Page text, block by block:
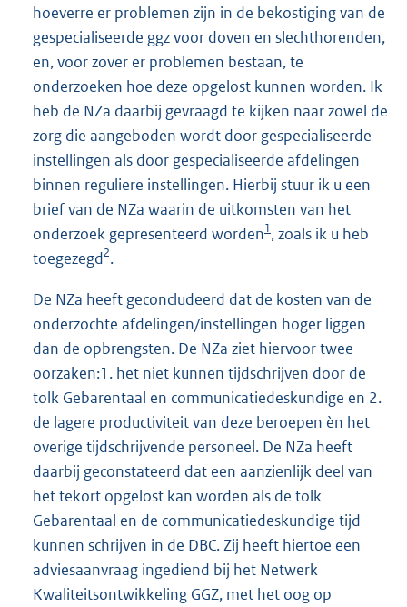
hoeverre er problemen zijn in de bekostiging van de
gespecialiseerde ggz voor doven en slechthorenden,
en, voor zover er problemen bestaan, te
onderzoeken hoe deze opgelost kunnen worden. Ik
heb de NZa daarbij gevraagd te kijken naar zowel de
zorg die aangeboden wordt door gespecialiseerde
instellingen als door gespecialiseerde afdelingen
binnen reguliere instellingen. Hierbij stuur ik u een
brief van de NZa waarin de uitkomsten van het
onderzoek gepresenteerd worden1, zoals ik u heb
toegezegd2.
De NZa heeft geconcludeerd dat de kosten van de
onderzochte afdelingen/instellingen hoger liggen
dan de opbrengsten. De NZa ziet hiervoor twee
oorzaken:1. het niet kunnen tijdschrijven door de
tolk Gebarentaal en communicatiedeskundige en 2.
de lagere productiviteit van deze beroepen èn het
overige tijdschrijvende personeel. De NZa heeft
daarbij geconstateerd dat een aanzienlijk deel van
het tekort opgelost kan worden als de tolk
Gebarentaal en de communicatiedeskundige tijd
kunnen schrijven in de DBC. Zij heeft hiertoe een
adviesaanvraag ingediend bij het Netwerk
Kwaliteitsontwikkeling GGZ, met het oog op